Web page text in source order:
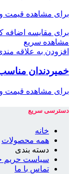
برای مشاهده قیمت
برای مقایسه اضافه
مشاهده سریع
افزودن به علاقه
خمیردندان
برای مشاهده قیمت
دسترسی سریع
خانه
همه محصولات
دسته بندی
سیاست
تماس با ما